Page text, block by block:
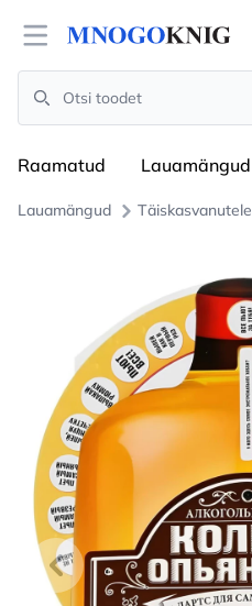
Open menu
Search
Raamatud Lauamängud
Lauamängud Täiskasvanutele